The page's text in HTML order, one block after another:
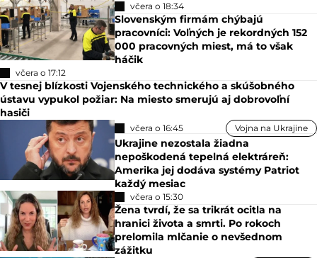
včera o 18:34
Slovenským firmám chýbajú
pracovníci: Voľných je rekordných 152
000 pracovných miest, má to však
háčik
včera o 17:12
V tesnej blízkosti Vojenského technického a skúšobného
ústavu vypukol požiar: Na miesto smerujú aj dobrovoľní
hasiči
včera o 16:45 Vojna na Ukrajine
Ukrajine nezostala žiadna
nepoškodená tepelná elektráreň:
Amerika jej dodáva systémy Patriot
každý mesiac
včera o 15:30
Žena tvrdí, že sa trikrát ocitla na
hranici života a smrti. Po rokoch
prelomila mlčanie o nevšednom
zážitku